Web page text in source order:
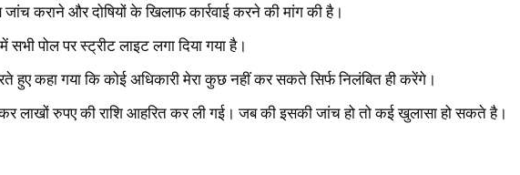
जांच कराने और दोषियों के खिलाफ कार्रवाई करने की मांग की है।
पोल पर स्ट्रीट लाइट लगा दिया गया है।
हुए कहा गया कि कोई अधिकारी मेरा कुछ नहीं कर सकते सिर्फ निलंबित ही करेंगे।
लाखों रुपए की राशि आहरित कर ली गई। जब की इसकी जांच हो तो कई खुलासा हो सकते है।